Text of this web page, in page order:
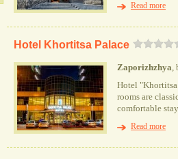
Read more
Hotel Khortitsa Palace
Zaporizhzhya,
Hotel
rooms are
comfortable
Read more